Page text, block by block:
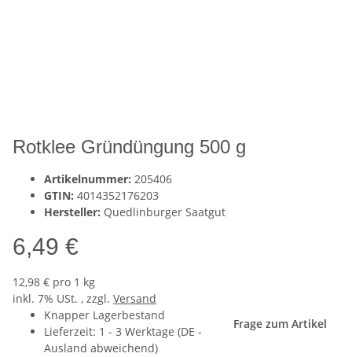
Rotklee Gründüngung 500 g
Artikelnummer: 205406
GTIN: 4014352176203
Hersteller: Quedlinburger Saatgut
6,49 €
12,98 € pro 1 kg
inkl. 7% USt. , zzgl. Versand
Knapper Lagerbestand
Lieferzeit: 1 - 3 Werktage (DE -
Ausland abweichend)
Frage zum Artikel